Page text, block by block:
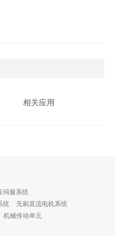
相关应用
伺服系统
统
无刷直流电机系统
机械传动单元